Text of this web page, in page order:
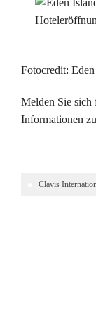
Fotocredit:
Melden Sie sich
Informationen
Clavis